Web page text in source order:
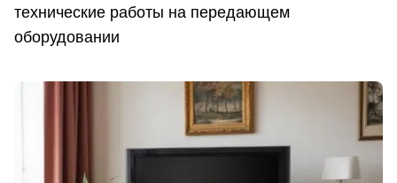
технические работы на передающем
оборудовании